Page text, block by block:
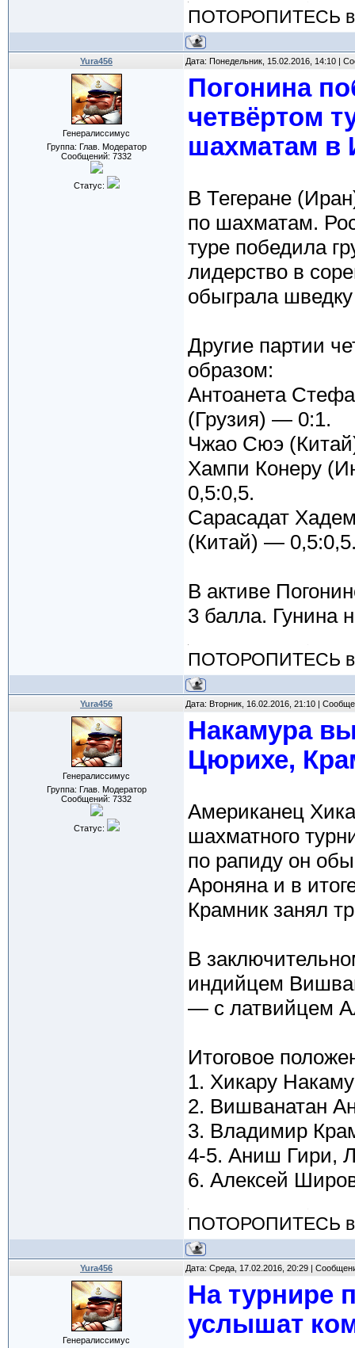
ПОТОРОПИТЕСЬ
Yura456 Дата: Понедельник, 15.02.2016, 14:10 |
Генералиссимус
Группа: Глав. Модератор
Сообщений: 7332
Статус:
Погонина
четвёртом
шахматам в
В Тегеране
по шахматам.
туре победила
лидерство в
обыграла
Другие партии
образом:
Антоанета
(Грузия) — 0:1.
Чжао Сюэ
Хампи Конеру
0,5:0,5.
Сарасадат
(Китай) —
В активе
3 балла. Гунина
ПОТОРОПИТЕСЬ
Yura456 Дата: Вторник, 16.02.2016, 21:10 |
Генералиссимус
Группа: Глав. Модератор
Сообщений: 7332
Статус:
Накамура
Цюрихе,
Американец
шахматного
по рапиду он
Ароняна и в
Крамник занял
В
индийцем
— с латвийцем
Итоговое
1. Хикару
2. Вишванатан
3. Владимир
4-5. Аниш Гири,
6. Алексей
ПОТОРОПИТЕСЬ
Yura456 Дата: Среда, 17.02.2016, 20:29 |
Генералиссимус
На турнире
услышат